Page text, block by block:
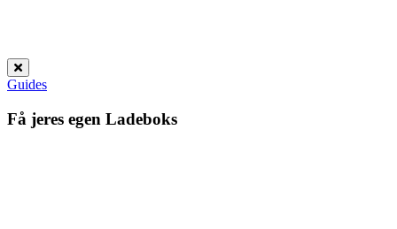
Guides
Få jeres egen Ladeboks